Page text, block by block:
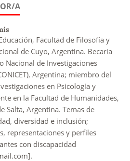
A
Facultad de Filosofía y
de Cuyo, Argentina. Becaria
Nacional de Investigaciones
Argentina; miembro del
en Psicología y
en la Facultad de Humanidades,
Salta, Argentina. Temas de
diversidad e inclusión;
representaciones y perfiles
con discapacidad